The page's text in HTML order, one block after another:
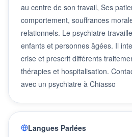
au centre de son travail, Ses
comportement, souffrances
relationnels. Le psychiatre
enfants et personnes âgées. Il
crise et prescrit différents
thérapies et hospitalisation.
avec un psychiatre à Chiasso
Langues Parlées